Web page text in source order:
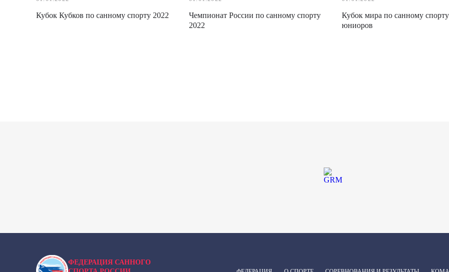
Кубок Кубков по санному спорту 2022
Чемпионат России по санному спорту
2022
Кубок мира по санному
юниоров
ФЕДЕРАЦИЯ САННОГО